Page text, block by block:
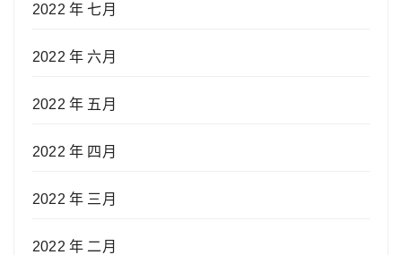
2022 年 七月
2022 年 六月
2022 年 五月
2022 年 四月
2022 年 三月
2022 年 二月